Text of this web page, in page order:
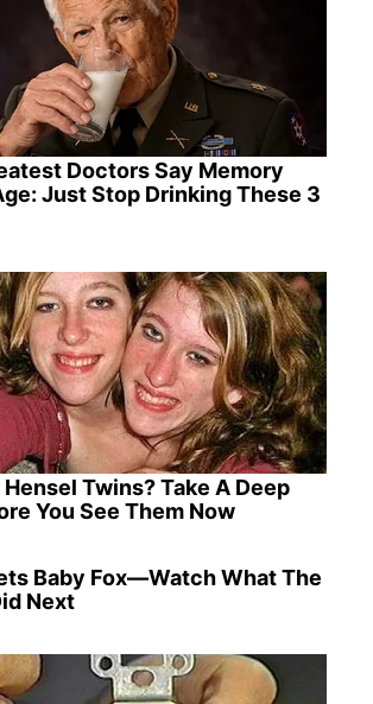
Doctors Say Memory
Just Stop Drinking These 3
Twins? Take A Deep
You See Them Now
Baby Fox—Watch What The
Next